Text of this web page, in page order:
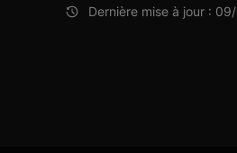
Dernière mise à jour :